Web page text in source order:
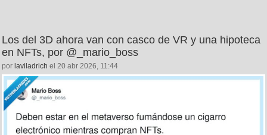
Los del 3D ahora van con casco de VR y una hipoteca
en NFTs, por @_mario_boss
por laviladrich el 20 abr 2026, 11:44